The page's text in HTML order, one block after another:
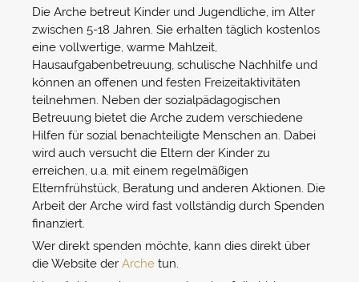
Die Arche betreut Kinder und Jugendliche, im Alter
zwischen 5-18 Jahren. Sie erhalten täglich kostenlos
eine vollwertige, warme Mahlzeit,
Hausaufgabenbetreuung, schulische Nachhilfe und
können an offenen und festen Freizeitaktivitäten
teilnehmen. Neben der sozialpädagogischen
Betreuung bietet die Arche zudem verschiedene
Hilfen für sozial benachteiligte Menschen an. Dabei
wird auch versucht die Eltern der Kinder zu
erreichen, u.a. mit einem regelmäßigen
Elternfrühstück, Beratung und anderen Aktionen. Die
Arbeit der Arche wird fast vollständig durch Spenden
finanziert.
Wer direkt spenden möchte, kann dies direkt über
die Website der Arche tun.